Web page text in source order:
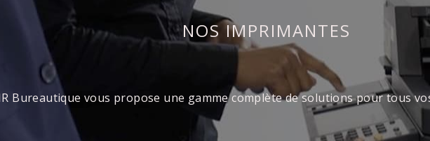
NOS IMPRIMANTES
Bureautique vous propose une gamme complète de solutions pour tous